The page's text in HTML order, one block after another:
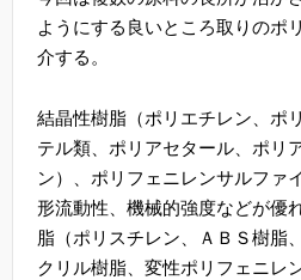
ようにする良いところ取りのポ
介する。
結晶性樹脂（ポリエチレン、ポ
テル類、ポリアセタール、ポリ
ン）、ポリフェニレンサルファ
形流動性、機械的強度などが優
脂（ポリスチレン、ＡＢＳ樹脂
クリル樹脂、変性ポリフェニレ